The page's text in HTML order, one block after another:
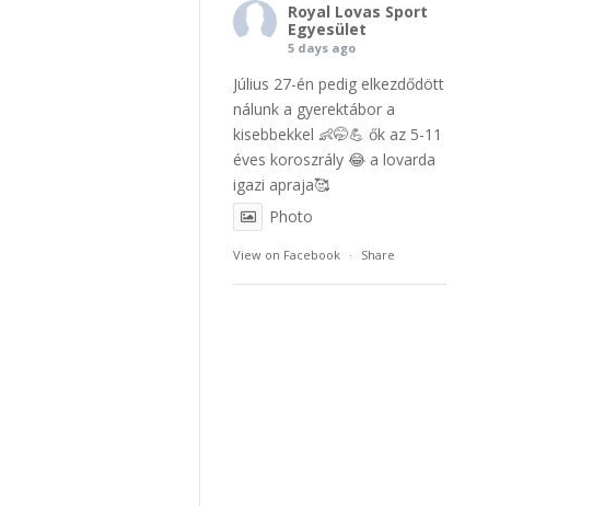
Royal Lovas Sport
Egyesület
5 days ago
Július 27-én pedig elkezdődött
nálunk a gyerektábor a
kisebbekkel 👶🤭💪 ők az 5-11
éves koroszrály 😂 a lovarda
igazi apraja🥰
Photo
View on Facebook · Share